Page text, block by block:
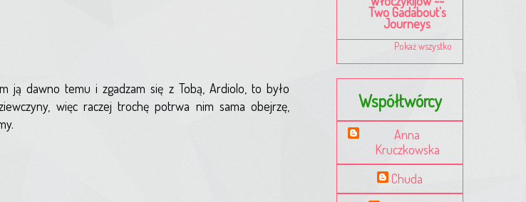
ją dawno temu i zgadzam się z Tobą, Ardiolo, to było
więc raczej trochę potrwa nim sama obejrzę,
Two Gadabout's
Journeys
Pokaż wszystko
Współtwórcy
Anna
Kruczkowska
Chuda